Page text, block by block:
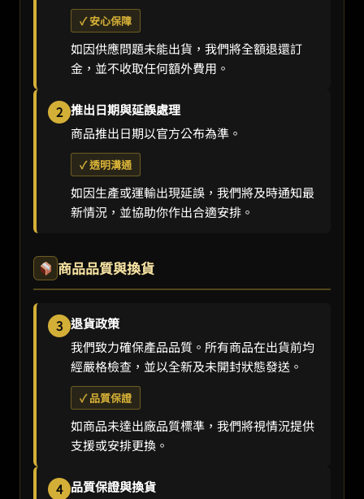
✓ 安心保障
如因供應問題未能出貨，我們將全額退還訂
金，並不收取任何額外費用。
2 推出日期與延誤處理
商品推出日期以官方公布為準。
✓ 透明溝通
如因生產或運輸出現延誤，我們將及時通知最
新情況，並協助你作出合適安排。
商品品質與換貨
3 退貨政策
我們致力確保產品品質。所有商品在出貨前均
經嚴格檢查，並以全新及未開封狀態發送。
✓ 品質保證
如商品未達出廠品質標準，我們將視情況提供
支援或安排更換。
4 品質保證與換貨